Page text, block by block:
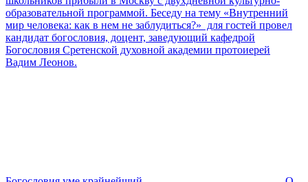
образовательной программой. Беседу на тему «Внутренний
мир человека: как в нем не заблудиться?» для гостей провел
кандидат богословия, доцент, заведующий кафедрой
Богословия Сретенской духовной академии протоиерей
Вадим Леонов.